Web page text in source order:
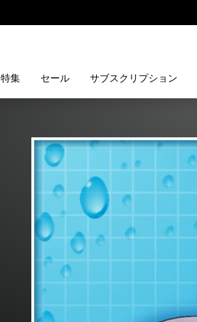
特集 セール サブスクリプション